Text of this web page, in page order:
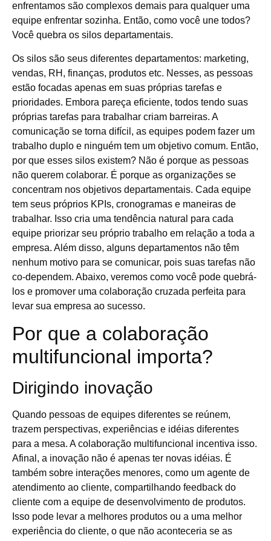
enfrentamos são complexos demais para qualquer uma
equipe enfrentar sozinha. Então, como você une todos?
Você quebra os silos departamentais.
Os silos são seus diferentes departamentos: marketing,
vendas, RH, finanças, produtos etc. Nesses, as pessoas
estão focadas apenas em suas próprias tarefas e
prioridades. Embora pareça eficiente, todos tendo suas
próprias tarefas para trabalhar criam barreiras. A
comunicação se torna difícil, as equipes podem fazer um
trabalho duplo e ninguém tem um objetivo comum. Então,
por que esses silos existem? Não é porque as pessoas
não querem colaborar. É porque as organizações se
concentram nos objetivos departamentais. Cada equipe
tem seus próprios KPIs, cronogramas e maneiras de
trabalhar. Isso cria uma tendência natural para cada
equipe priorizar seu próprio trabalho em relação a toda a
empresa. Além disso, alguns departamentos não têm
nenhum motivo para se comunicar, pois suas tarefas não
co-dependem. Abaixo, veremos como você pode quebrá-
los e promover uma colaboração cruzada perfeita para
levar sua empresa ao sucesso.
Por que a colaboração
multifuncional importa?
Dirigindo inovação
Quando pessoas de equipes diferentes se reúnem,
trazem perspectivas, experiências e idéias diferentes
para a mesa. A colaboração multifuncional incentiva isso.
Afinal, a inovação não é apenas ter novas idéias. É
também sobre interações menores, como um agente de
atendimento ao cliente, compartilhando feedback do
cliente com a equipe de desenvolvimento de produtos.
Isso pode levar a melhores produtos ou a uma melhor
experiência do cliente, o que não aconteceria se as